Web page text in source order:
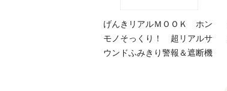
げんきリアルＭＯＯＫ ホン
モノそっくり！ 超リアルサ
ウンドふみきり警報＆遮断機